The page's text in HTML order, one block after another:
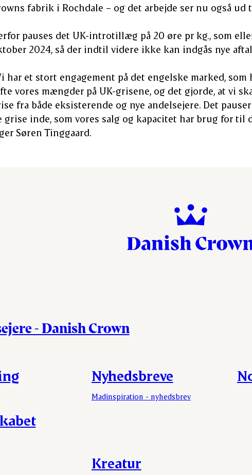
fabrik i Rochdale – og det arbejde ser nu også
pauses det UK-introtillæg på 20 øre pr kg., som
2024, så der indtil videre ikke kan indgås nye
har et stort engagement på det engelske marked,
vores mængder på UK-grisene, og det gjorde, at vi
fra både eksisterende og nye andelsejere. Det
grise inde, som vores salg og kapacitet har brug for til
Søren Tinggaard.
- Danish Crown
Nyhedsbreve
Madinspiration - nyhedsbrev
Kreatur